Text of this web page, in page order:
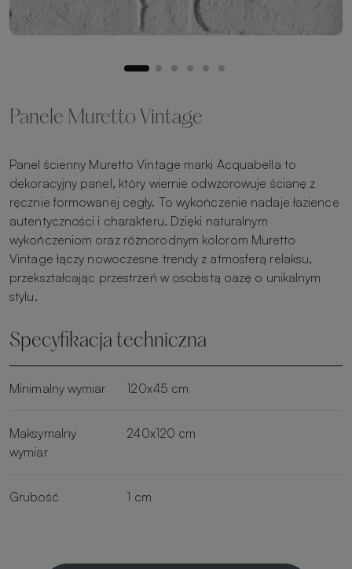
Panele Muretto Vintage
Panel ścienny Muretto Vintage marki Acquabella to
dekoracyjny panel, który wiernie odwzorowuje ścianę z
ręcznie formowanej cegły. To wykończenie nadaje łazience
autentyczności i charakteru. Dzięki naturalnym
wykończeniom oraz różnorodnym kolorom Muretto
Vintage łączy nowoczesne trendy z atmosferą relaksu,
przekształcając przestrzeń w osobistą oazę o unikalnym
stylu.
Specyfikacja techniczna
Minimalny wymiar 120x45 cm
Maksymalny
wymiar
240x120 cm
Grubość 1 cm